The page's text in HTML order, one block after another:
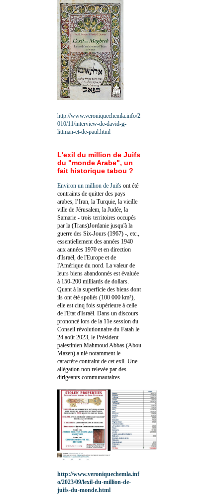
http://www.veroniquechemla.info/2
010/11/interview-de-david-g-
littman-et-de-paul.html
L'exil du million de Juifs
du "monde Arabe", un
fait historique tabou ?
Environ un million de Juifs ont été
contraints de quitter des pays
arabes, l’Iran, la Turquie, la vieille
ville de Jérusalem, la Judée, la
Samarie - trois territoires occupés
par la (Trans)Jordanie jusqu'à la
guerre des Six-Jours (1967) -, etc.,
essentiellement des années 1940
aux années 1970 et en direction
d'Israël, de l'Europe et de
l'Amérique du nord. La valeur de
leurs biens abandonnés est évaluée
à 150-200 milliards de dollars.
Quant à la superficie des biens dont
ils ont été spoliés (100 000 km²),
elle est cinq fois supérieure à celle
de l'Etat d'Israël. Dans un discours
prononcé lors de la 11e session du
Conseil révolutionnaire du Fatah le
24 août 2023, le Président
palestinien Mahmoud Abbas (Abou
Mazen) a nié notamment le
caractère contraint de cet exil. Une
allégation non relevée par des
dirigeants communautaires.
http://www.veroniquechemla.inf
o/2023/09/lexil-du-million-de-
juifs-du-monde.html